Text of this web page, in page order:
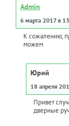
Admin
6 марта 2017 в
К сожалению,
можем
Юрий
18 апреля
Привет
дверные